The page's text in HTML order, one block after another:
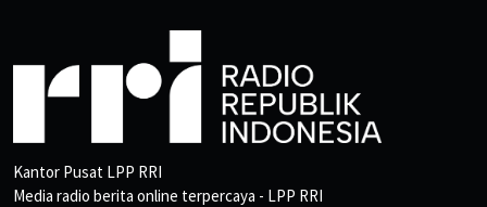
Kantor Pusat LPP RRI
Media radio berita online terpercaya - LPP RRI